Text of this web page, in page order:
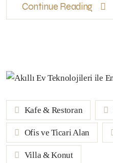
Continue Reading
Kafe & Restoran
Ofis ve Ticari Alan
Villa & Konut